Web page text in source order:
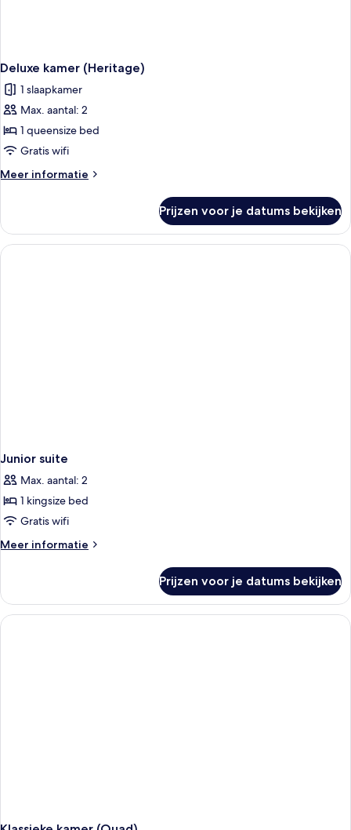
Deluxe kamer (Heritage)
1 slaapkamer
Max. aantal: 2
1 queensize bed
Gratis wifi
Meer informatie
Meer
kamer
(Heritage)
Prijzen voor je datums bekijken
Junior suite
Max. aantal: 2
1 kingsize bed
Gratis wifi
Meer informatie
Meer
suite
Prijzen voor je datums bekijken